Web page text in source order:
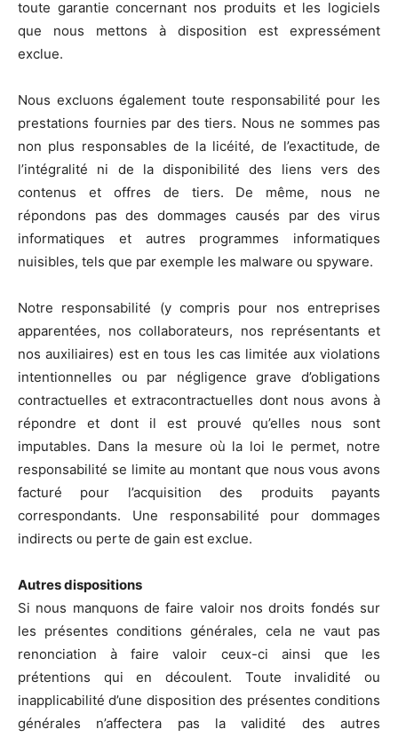
toute garantie concernant nos produits et les logiciels
que nous mettons à disposition est expressément
exclue.
Nous excluons également toute responsabilité pour les
prestations fournies par des tiers. Nous ne sommes pas
non plus responsables de la licéité, de l’exactitude, de
l’intégralité ni de la disponibilité des liens vers des
contenus et offres de tiers. De même, nous ne
répondons pas des dommages causés par des virus
informatiques et autres programmes informatiques
nuisibles, tels que par exemple les malware ou spyware.
Notre responsabilité (y compris pour nos entreprises
apparentées, nos collaborateurs, nos représentants et
nos auxiliaires) est en tous les cas limitée aux violations
intentionnelles ou par négligence grave d’obligations
contractuelles et extracontractuelles dont nous avons à
répondre et dont il est prouvé qu’elles nous sont
imputables. Dans la mesure où la loi le permet, notre
responsabilité se limite au montant que nous vous avons
facturé pour l’acquisition des produits payants
correspondants. Une responsabilité pour dommages
indirects ou perte de gain est exclue.
Autres dispositions
Si nous manquons de faire valoir nos droits fondés sur
les présentes conditions générales, cela ne vaut pas
renonciation à faire valoir ceux-ci ainsi que les
prétentions qui en découlent. Toute invalidité ou
inapplicabilité d’une disposition des présentes conditions
générales n’affectera pas la validité des autres